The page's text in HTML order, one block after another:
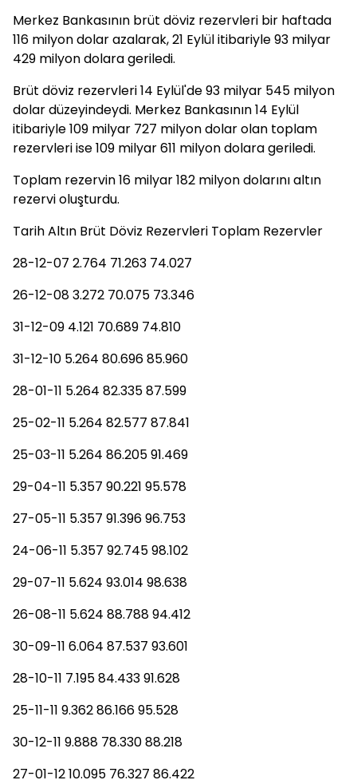
Merkez Bankasının brüt döviz rezervleri bir haftada
116 milyon dolar azalarak, 21 Eylül itibariyle 93 milyar
429 milyon dolara geriledi.
Brüt döviz rezervleri 14 Eylül'de 93 milyar 545 milyon
dolar düzeyindeydi. Merkez Bankasının 14 Eylül
itibariyle 109 milyar 727 milyon dolar olan toplam
rezervleri ise 109 milyar 611 milyon dolara geriledi.
Toplam rezervin 16 milyar 182 milyon dolarını altın
rezervi oluşturdu.
Tarih Altın Brüt Döviz Rezervleri Toplam Rezervler
28-12-07 2.764 71.263 74.027
26-12-08 3.272 70.075 73.346
31-12-09 4.121 70.689 74.810
31-12-10 5.264 80.696 85.960
28-01-11 5.264 82.335 87.599
25-02-11 5.264 82.577 87.841
25-03-11 5.264 86.205 91.469
29-04-11 5.357 90.221 95.578
27-05-11 5.357 91.396 96.753
24-06-11 5.357 92.745 98.102
29-07-11 5.624 93.014 98.638
26-08-11 5.624 88.788 94.412
30-09-11 6.064 87.537 93.601
28-10-11 7.195 84.433 91.628
25-11-11 9.362 86.166 95.528
30-12-11 9.888 78.330 88.218
27-01-12 10.095 76.327 86.422